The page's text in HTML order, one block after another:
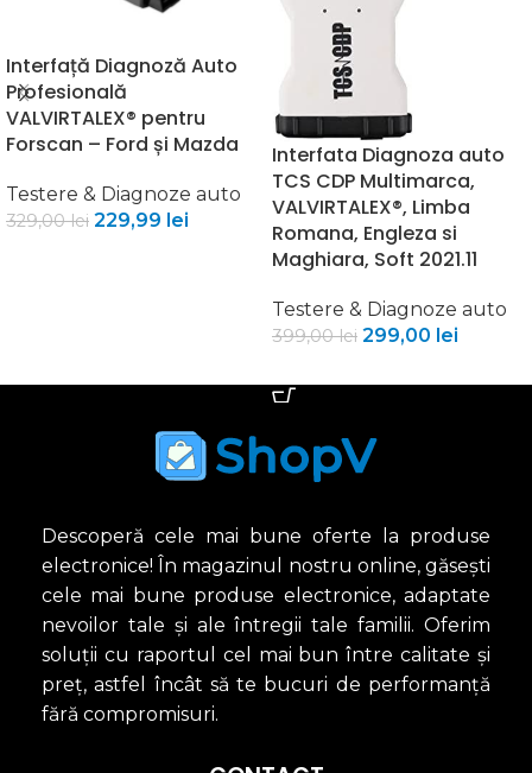
Interfață Diagnoză Auto
Profesională
VALVIRTALEX® pentru
Forscan – Ford și Mazda
Testere & Diagnoze auto
329,00lei 229,99 lei
Interfata Diagnoza auto
TCS CDP Multimarca,
VALVIRTALEX®, Limba
Romana, Engleza si
Maghiara, Soft 2021.11
Testere & Diagnoze auto
399,00lei 299,00 lei
Descoperă cele mai bune oferte la produse
electronice! În magazinul nostru online, găsești
cele mai bune produse electronice, adaptate
nevoilor tale și ale întregii tale familii. Oferim
soluții cu raportul cel mai bun între calitate și
preț, astfel încât să te bucuri de performanță
fără compromisuri.